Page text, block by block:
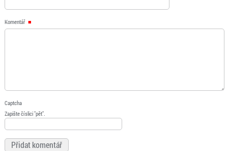
Komentář
Captcha
Zapište číslici "pět".